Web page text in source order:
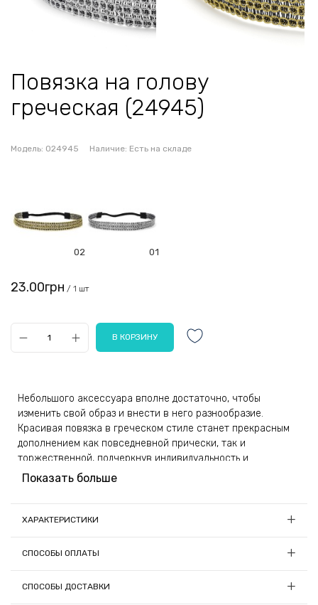
Повязка на голову
греческая (24945)
Модель: 024945 Наличие: Есть на складе
02 01
23.00грн / 1 шт
Небольшого аксессуара вполне достаточно, чтобы
изменить свой образ и внести в него разнообразие.
Красивая повязка в греческом стиле станет прекрасным
дополнением как повседневной прически, так и
торжественной, подчеркнув индивидуальность и
изысканный вкус прекрасной девушки.
легко растягивается и не сдавливает голову, позволяя
нуждается в специальном уходе, легко очищается при
внешнего вида. Изделие быстро возвращается к исходным
Показать больше
ХАРАКТЕРИСТИКИ
Материал: Ткань
СПОСОБЫ ОПЛАТЫ
1) Онлайн оплата
СПОСОБЫ ДОСТАВКИ